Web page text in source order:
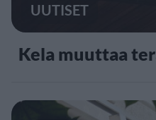
UUTISET
Kela muuttaa